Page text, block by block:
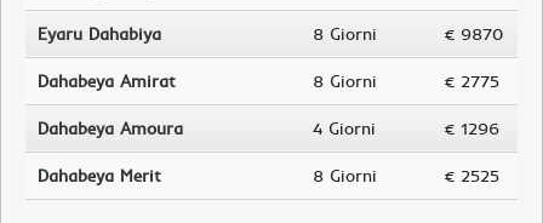
Eyaru Dahabiya 8 Giorni € 9870
Dahabeya Amirat 8 Giorni € 2775
Dahabeya Amoura 4 Giorni € 1296
Dahabeya Merit 8 Giorni € 2525